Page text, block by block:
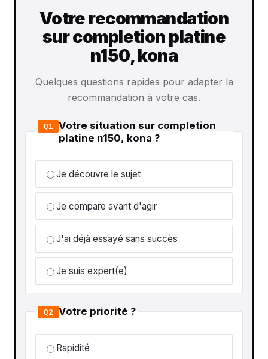
Votre recommandation
sur completion platine
n150, kona
Quelques questions rapides pour adapter la
recommandation à votre cas.
Q1 Votre situation sur completion
platine n150, kona ?
Je découvre le sujet
Je compare avant d'agir
J'ai déjà essayé sans succès
Je suis expert(e)
Q2 Votre priorité ?
Rapidité